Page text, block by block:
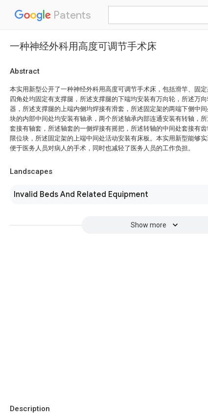
Patents
一种神经外科用高度可调节手术床
Abstract
本实用新型公开了一种神经外科用高度可调节手术床，包括滑竿、固
四角处均固定有支撑腿，所述支撑腿的下端均安装有万向轮，所述万
器，所述支撑腿的上端内侧均焊接有滑套，所述固定架的两端下侧中
块的内部中间处均安装有轴承，两个所述轴承内部连通安装有转轴，
套接有轴套，所述轴套的一侧焊接有摇把，所述转轴的中间处套接有
限位块，所述固定架的上端中间处活动安装有床板。本实用新型能够
便于医务人员对病人的手术，同时也减轻了医务人员的工作负担。
Landscapes
Invalid Beds And Related Equipment
Show more
Description